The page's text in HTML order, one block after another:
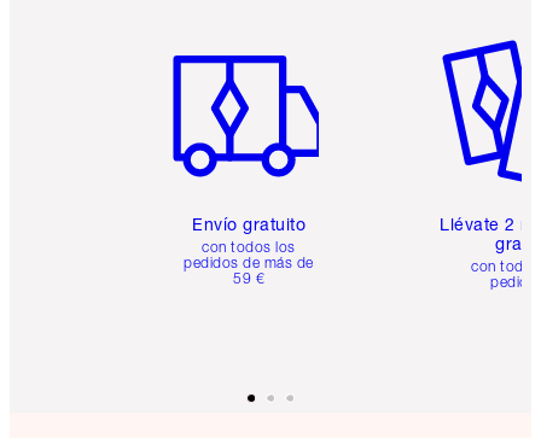
Envío gratuito
con todos los
pedidos de más de
59 €
Llévate 2
gratis
con